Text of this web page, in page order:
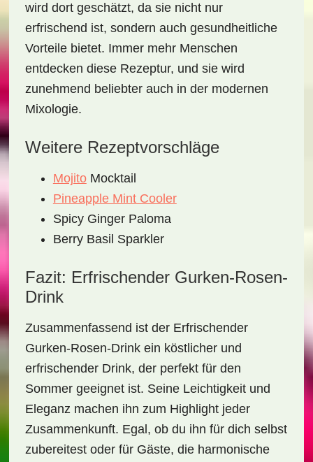
wird dort geschätzt, da sie nicht nur
erfrischend ist, sondern auch gesundheitliche
Vorteile bietet. Immer mehr Menschen
entdecken diese Rezeptur, und sie wird
zunehmend beliebter auch in der modernen
Mixologie.
Weitere Rezeptvorschläge
MojitoMocktail
Pineapple Mint Cooler
Spicy Ginger Paloma
Berry Basil Sparkler
Fazit: Erfrischender Gurken-Rosen-
Drink
Zusammenfassend ist der Erfrischender
Gurken-Rosen-Drinkein köstlicher und
erfrischender Drink, der perfekt für den
Sommer geeignet ist. Seine Leichtigkeit und
Eleganz machen ihn zum Highlight jeder
Zusammenkunft. Egal, ob du ihn für dich selbst
zubereitest oder für Gäste, die harmonische